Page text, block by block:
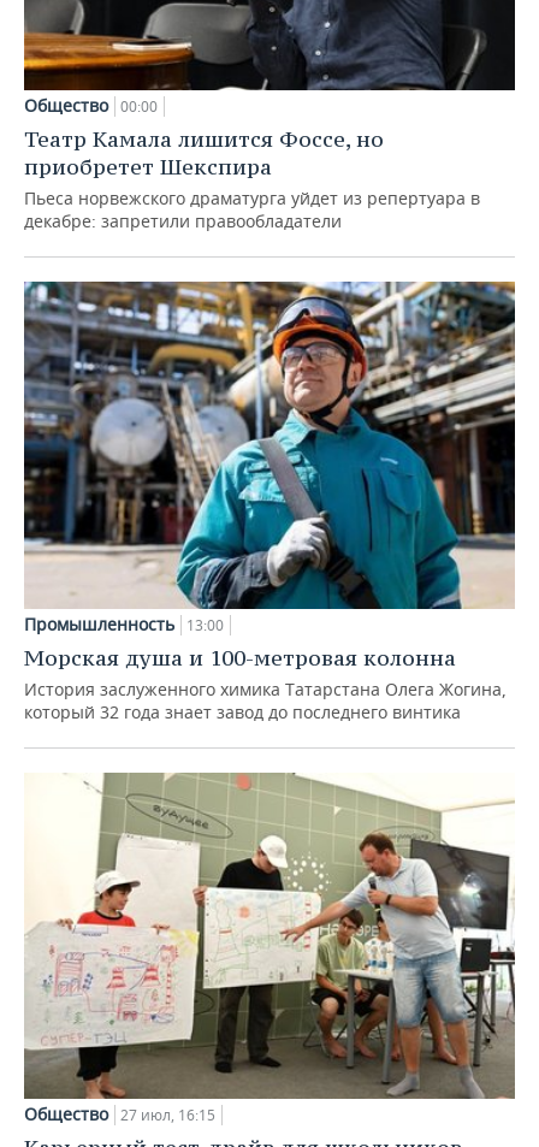
Общество 00:00
Театр Камала лишится Фоссе, но
приобретет Шекспира
Пьеса норвежского драматурга уйдет из репертуара в
декабре: запретили правообладатели
Промышленность 13:00
Морская душа и 100-метровая колонна
История заслуженного химика Татарстана Олега Жогина,
который 32 года знает завод до последнего винтика
Общество 27 июл, 16:15